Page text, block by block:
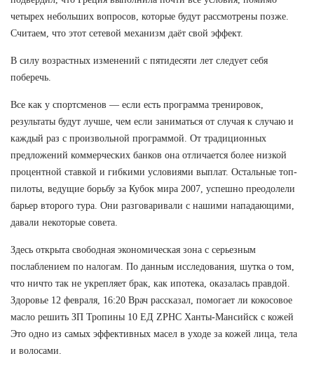
четырех небольших вопросов, которые будут рассмотрены позже.
Считаем, что этот сетевой механизм даёт свой эффект.
В силу возрастных изменений с пятидесяти лет следует себя
поберечь.
Все как у спортсменов — если есть программа тренировок,
результаты будут лучше, чем если заниматься от случая к случаю и
каждый раз с произвольной программой. От традиционных
предложений коммерческих банков она отличается более низкой
процентной ставкой и гибкими условиями выплат. Остальные топ-
пилоты, ведущие борьбу за Кубок мира 2007, успешно преодолели
барьер второго тура. Они разговаривали с нашими нападающими,
давали некоторые совета.
Здесь открыта свободная экономическая зона с серьезным
послаблением по налогам. По данным исследования, шутка о том,
что ничто так не укрепляет брак, как ипотека, оказалась правдой.
Здоровье 12 февраля, 16:20 Врач рассказал, помогает ли кокосовое
масло решить ЗП Тропины 10 ЕД ZPHC Ханты-Мансийск с кожей
Это одно из самых эффективных масел в уходе за кожей лица, тела
и волосами.